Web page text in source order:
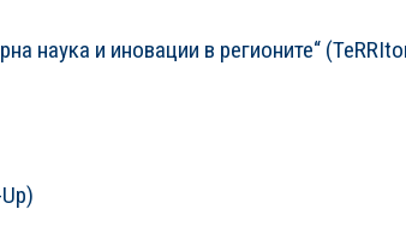
наука и иновации в регионите“